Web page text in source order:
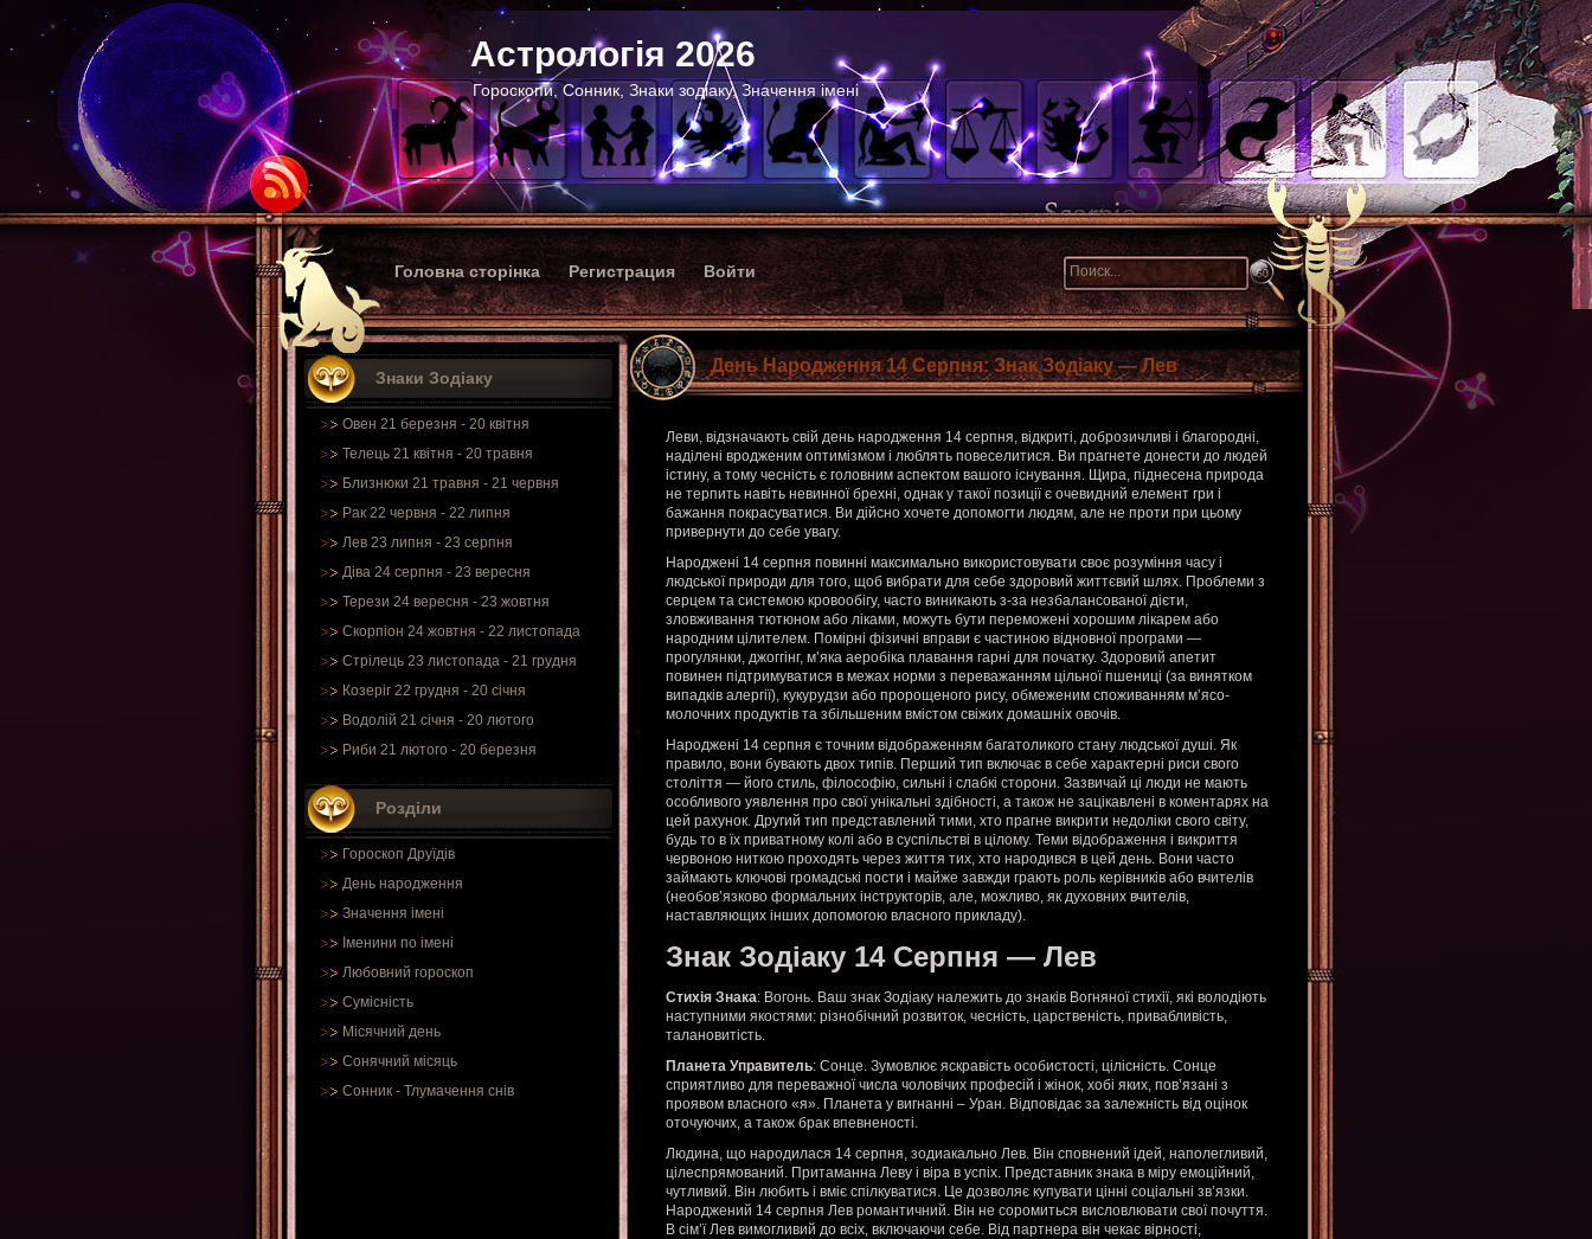
Астрологія 2026
Гороскопи, Сонник, Знаки зодіаку, Значення імені
Головна сторінка Регистрация Войти
Знаки Зодіаку
Овен 21 березня - 20 квітня
Телець 21 квітня - 20 травня
Близнюки 21 травня - 21 червня
Рак 22 червня - 22 липня
Лев 23 липня - 23 серпня
Діва 24 серпня - 23 вересня
Терези 24 вересня - 23 жовтня
Скорпіон 24 жовтня - 22 листопада
Стрілець 23 листопада - 21 грудня
Козеріг 22 грудня - 20 січня
Водолій 21 січня - 20 лютого
Риби 21 лютого - 20 березня
Розділи
Гороскоп Друїдів
День народження
Значення імені
Іменини по імені
Любовний гороскоп
Сумісність
Місячний день
Сонячний місяць
Сонник - Тлумачення снів
День Народження 14 Серпня: Знак Зодіаку — Лев
Леви, відзначають свій день народження 14 серпня, відкриті, доброзичливі і благородні,
наділені вродженим оптимізмом і люблять повеселитися. Ви прагнете донести до людей
істину, а тому чесність є головним аспектом вашого існування. Щира, піднесена природа
не терпить навіть невинної брехні, однак у такої позиції є очевидний елемент гри і
бажання покрасуватися. Ви дійсно хочете допомогти людям, але не проти при цьому
привернути до себе увагу.
Народжені 14 серпня повинні максимально використовувати своє розуміння часу і
людської природи для того, щоб вибрати для себе здоровий життєвий шлях. Проблеми з
серцем та системою кровообігу, часто виникають з-за незбалансованої дієти,
зловживання тютюном або ліками, можуть бути переможені хорошим лікарем або
народним цілителем. Помірні фізичні вправи є частиною відновної програми —
прогулянки, джоггінг, м’яка аеробіка плавання гарні для початку. Здоровий апетит
повинен підтримуватися в межах норми з переважанням цільної пшениці (за винятком
випадків алергії), кукурудзи або пророщеного рису, обмеженим споживанням м’ясо-
молочних продуктів та збільшеним вмістом свіжих домашніх овочів.
Народжені 14 серпня є точним відображенням багатоликого стану людської душі. Як
правило, вони бувають двох типів. Перший тип включає в себе характерні риси свого
століття — його стиль, філософію, сильні і слабкі сторони. Зазвичай ці люди не мають
особливого уявлення про свої унікальні здібності, а також не зацікавлені в коментарях на
цей рахунок. Другий тип представлений тими, хто прагне викрити недоліки свого світу,
будь то в їх приватному колі або в суспільстві в цілому. Теми відображення і викриття
червоною ниткою проходять через життя тих, хто народився в цей день. Вони часто
займають ключові громадські пости і майже завжди грають роль керівників або вчителів
(необов’язково формальних інструкторів, але, можливо, як духовних вчителів,
наставляющих інших допомогою власного прикладу).
Знак Зодіаку 14 Серпня — Лев
Стихія Знака: Вогонь. Ваш знак Зодіаку належить до знаків Вогняної стихії, які володіють
наступними якостями: різнобічний розвиток, чесність, царственість, привабливість,
талановитість.
Планета Управитель: Сонце. Зумовлює яскравість особистості, цілісність. Сонце
сприятливо для переважної числа чоловічих професій і жінок, хобі яких, пов’язані з
проявом власного «я». Планета у вигнанні – Уран. Відповідає за залежність від оцінок
оточуючих, а також брак впевненості.
Людина, що народилася 14 серпня, зодиакально Лев. Він сповнений ідей, наполегливий,
цілеспрямований. Притаманна Леву і віра в успіх. Представник знака в міру емоційний,
чутливий. Він любить і вміє спілкуватися. Це дозволяє купувати цінні соціальні зв’язки.
Народжений 14 серпня Лев романтичний. Він не соромиться висловлювати свої почуття.
В сім’ї Лев вимогливий до всіх, включаючи себе. Від партнера він чекає вірності,